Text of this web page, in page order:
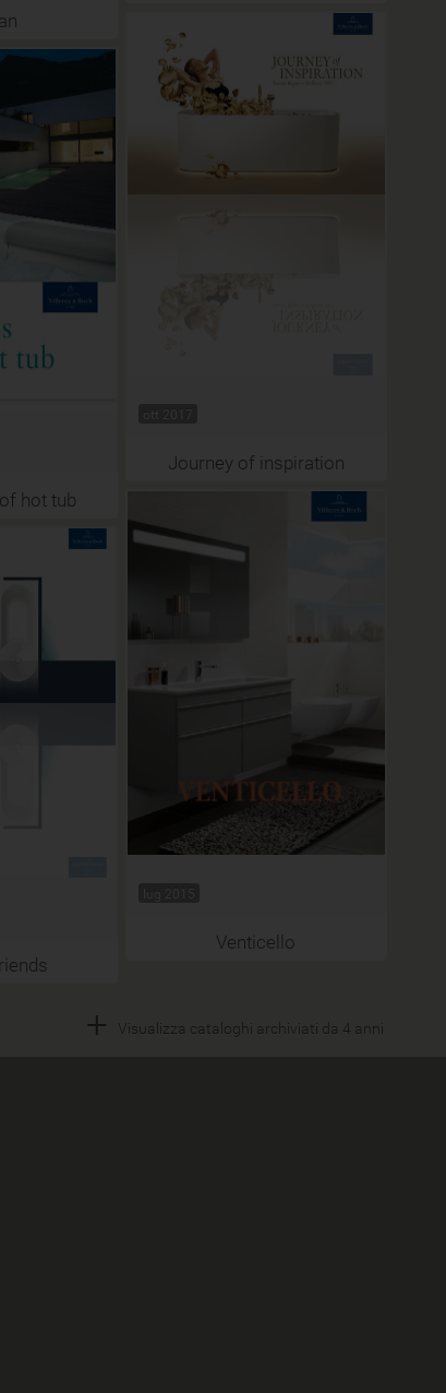
ott 2017
Journey of inspiration
hot tub
lug 2015
Venticello
+ Visualizza cataloghi archiviati da 4 anni